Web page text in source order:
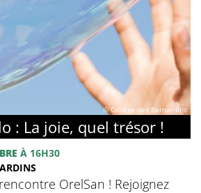
© Collège des Bernardins
: La joie, quel trésor !
À 16H30
OrelSan ! Rejoignez